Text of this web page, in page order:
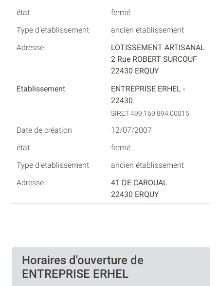
fermé
ancien établissement
LOTISSEMENT ARTISANAL
2 Rue ROBERT SURCOUF
22430 ERQUY
ENTREPRISE ERHEL -
22430
SIRET 499 169 894 00015
12/07/2007
fermé
ancien établissement
41 DE CAROUAL
22430 ERQUY
Horaires d'ouverture de
ENTREPRISE ERHEL